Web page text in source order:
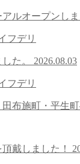
ルオープンしま
た。 2026.08.03
布施町・平生
戴しました！